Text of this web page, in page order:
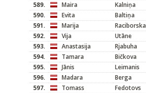
589.
Maira Kalniņa
590.
Evita Baltiņa
591.
Marija Raciborska
592.
Vija Utāne
593.
Anastasija
Rjabuha
594.
Tamara
Bičkova
595.
Jānis
Leimanis
596.
Madara
Berga
597.
Tomass
Fedotovs